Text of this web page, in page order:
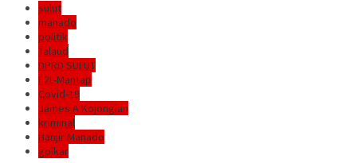
sulut
manado
politik
Talaud
DPRD SULUT
E2L-Mantap
Covid-19
James A Kojongian
kriminal
Banjir Manado
golkar